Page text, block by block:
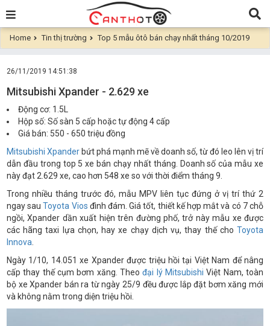
Home Tin thị trường Top 5 mẫu ôtô bán chạy nhất tháng 10/2019
26/11/2019 14:51:38
Mitsubishi Xpander - 2.629 xe
Động cơ: 1.5L
Hộp số: Số sàn 5 cấp hoặc tự động 4 cấp
Giá bán: 550 - 650 triệu đồng
Mitsubishi Xpander bứt phá mạnh mẽ về doanh số, từ đó leo lên vị trí
dẫn đầu trong top 5 xe bán chạy nhất tháng. Doanh số của mẫu xe
này đạt 2.629 xe, cao hơn 548 xe so với thời điểm tháng 9.
Trong nhiều tháng trước đó, mẫu MPV liên tục đứng ở vị trí thứ 2
ngay sauToyota Vios đình đám. Giá tốt, thiết kế hợp mắt và có 7 chỗ
ngồi, Xpander dần xuất hiện trên đường phố, trở này mẫu xe được
các hãng taxi lựa chọn, hay xe chạy dịch vụ, thay thế cho Toyota
Innova
Ngày 1/10, 14.051 xe Xpander được triệu hồi tại Việt Nam để nâng
cấp thay thế cụm bơm xăng. Theođại lý Mitsubishi Việt Nam, toàn
bộ xe Xpander bán ra từ ngày 25/9 đều được lắp đặt bơm xăng mới
và không nằm trong diện triệu hồi.